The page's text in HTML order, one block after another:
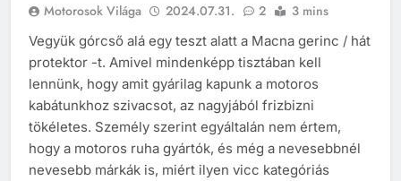
Motorosok Világa 2024.07.31. 2 3 mins
Vegyük górcső alá egy teszt alatt a Macna gerinc / hát
protektor -t. Amivel mindenképp tisztában kell
lennünk, hogy amit gyárilag kapunk a motoros
kabátunkhoz szivacsot, az nagyjából frizbizni
tökéletes. Személy szerint egyáltalán nem értem,
hogy a motoros ruha gyártók, és még a nevesebbnél
nevesebb márkák is, miért ilyen vicc kategóriás